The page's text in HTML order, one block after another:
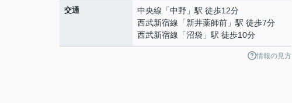
交通 中央線 「中野 」駅 徒歩12分
西武新宿線 「新井薬師前 」駅 徒歩7分
西武新宿線 「沼袋 」駅 徒歩10分
情報の見方